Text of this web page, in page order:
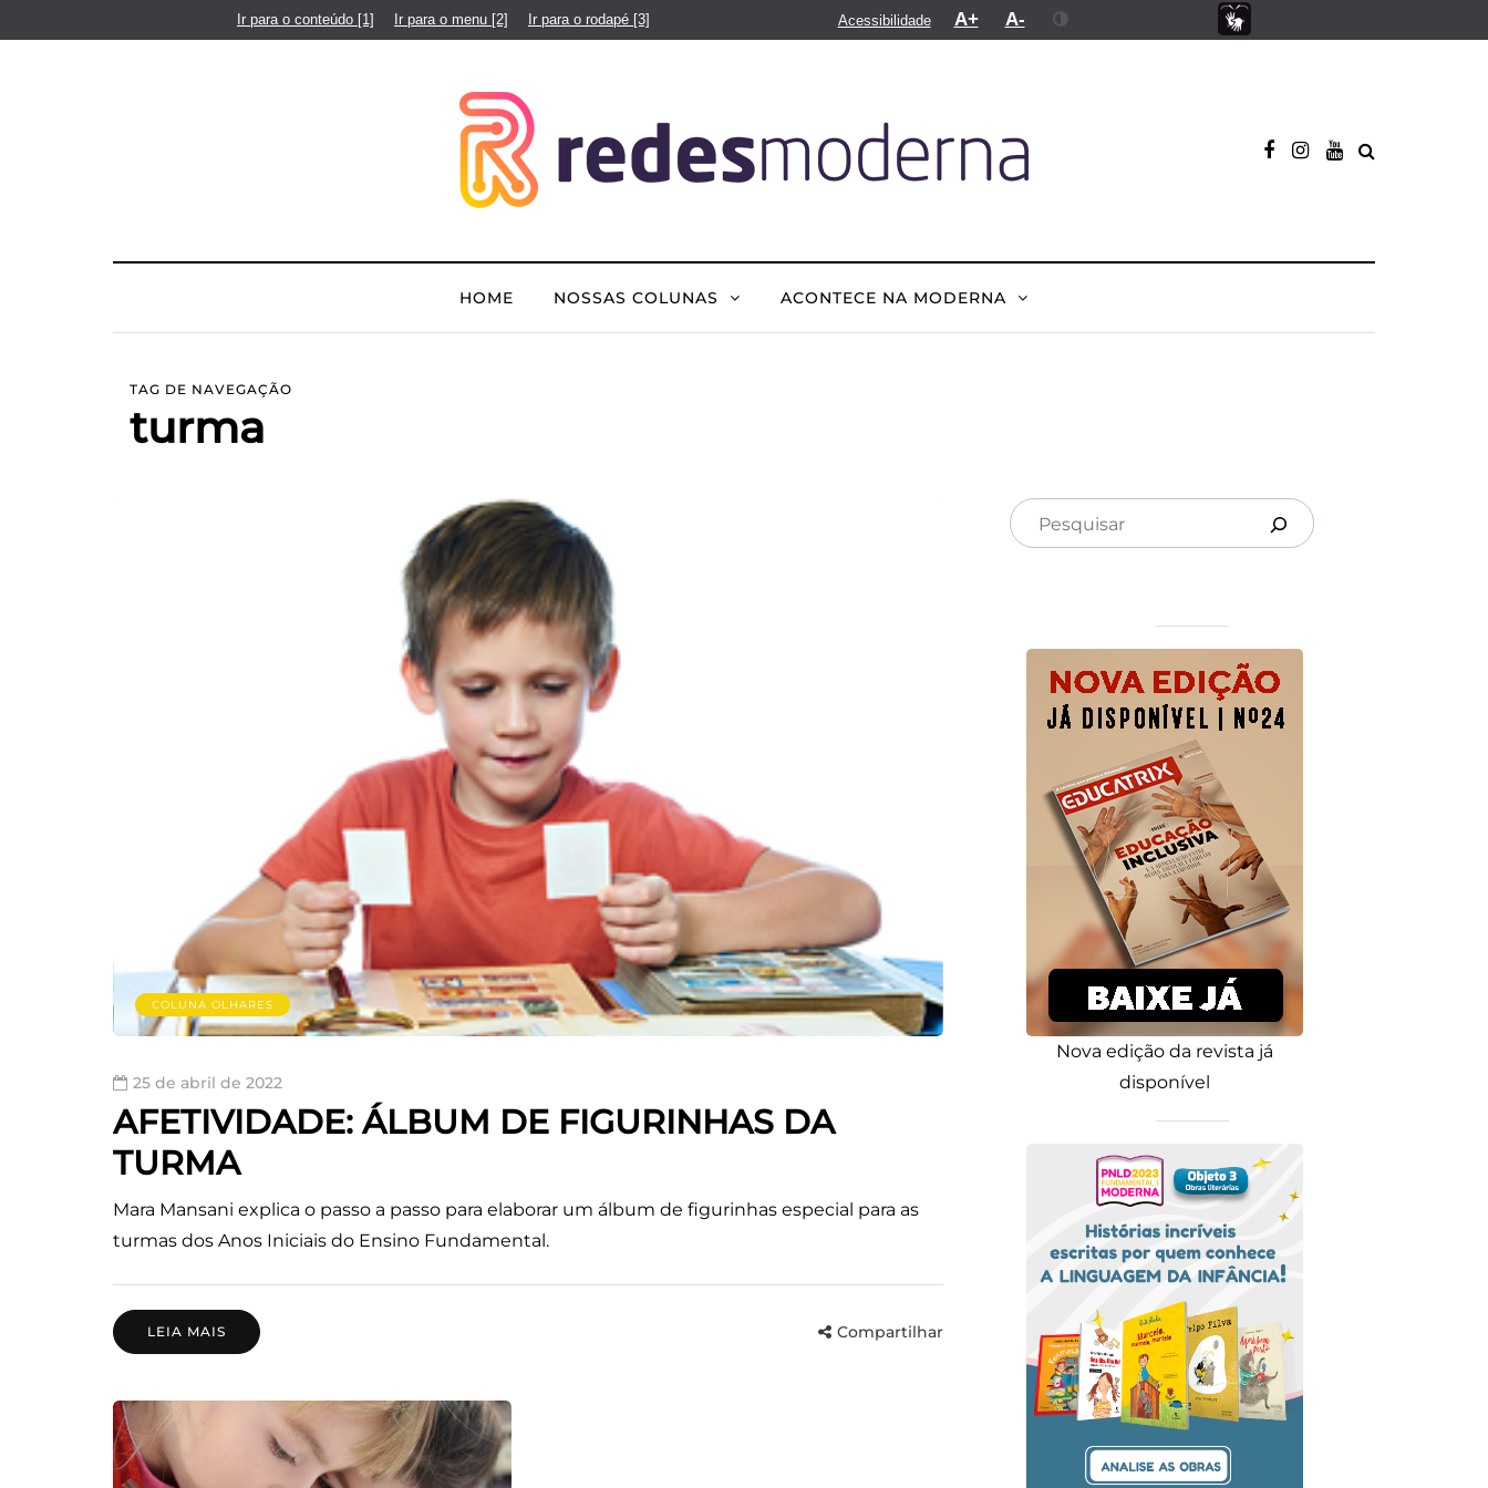
Ir para o conteúdo [1] Ir para o menu [2] Ir para o rodapé [3] Acessibilidade A+ A-
HOME NOSSAS COLUNAS ACONTECE NA MODERNA
TAG DE NAVEGAÇÃO
turma
COLUNA OLHARES
25 de abril de 2022
AFETIVIDADE: ÁLBUM DE FIGURINHAS DA
TURMA
Mara Mansani explica o passo a passo para elaborar um álbum de figurinhas especial para as
turmas dos Anos Iniciais do Ensino Fundamental.
LEIA MAIS Compartilhar
Nova edição da revista já
disponível